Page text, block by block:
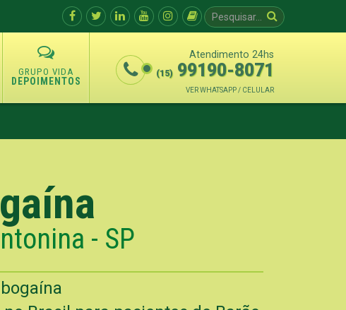
DEPOIMENTOS
Atendimento 24hs
(15) 99190-8071
VER WHATSAPP / CELULAR
- SP